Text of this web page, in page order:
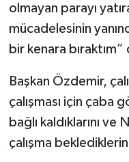
olmayan parayı
mücadelesinin
bir kenara
Başkan Özdemir,
çalışması için çaba
bağlı kaldıklarını ve
çalışma